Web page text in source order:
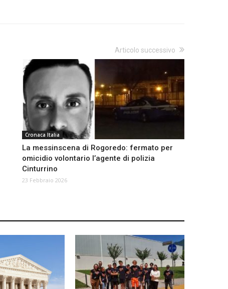
Articolo successivo
Cronaca Italia
La messinscena di Rogoredo: fermato per
omicidio volontario l’agente di polizia
Cinturrino
23 Febbraio 2026